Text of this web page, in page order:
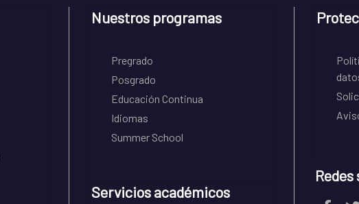
Nuestros programas
Pregrado
Posgrado
Educación Continua
Idiomas
Summer School
Servicios académicos